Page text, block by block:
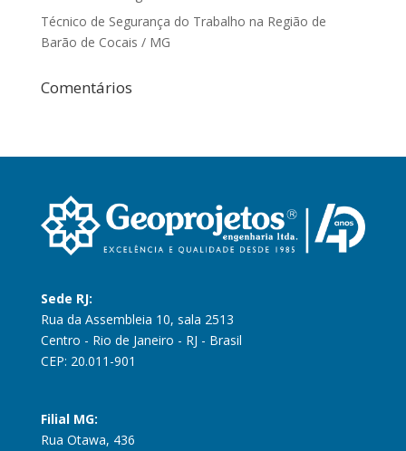
Técnico de Segurança do Trabalho na Região de
Barão de Cocais / MG
Comentários
Sede RJ:
Rua da Assembleia 10, sala 2513
Centro - Rio de Janeiro - RJ - Brasil
CEP: 20.011-901
Filial MG:
Rua Otawa, 436